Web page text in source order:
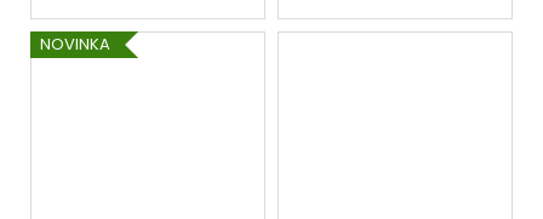
NOVINKA